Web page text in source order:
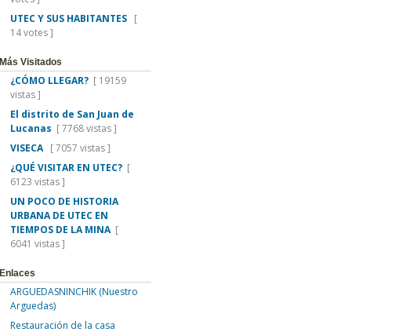
UTEC Y SUS HABITANTES [
14 votes ]
Más Visitados
¿CÓMO LLEGAR? [ 19159
vistas ]
El distrito de San Juan de
Lucanas [ 7768 vistas ]
VISECA [ 7057 vistas ]
¿QUÉ VISITAR EN UTEC? [
6123 vistas ]
UN POCO DE HISTORIA
URBANA DE UTEC EN
TIEMPOS DE LA MINA[
6041 vistas ]
Enlaces
ARGUEDASNINCHIK (Nuestro
Arguedas)
Restauración de la casa